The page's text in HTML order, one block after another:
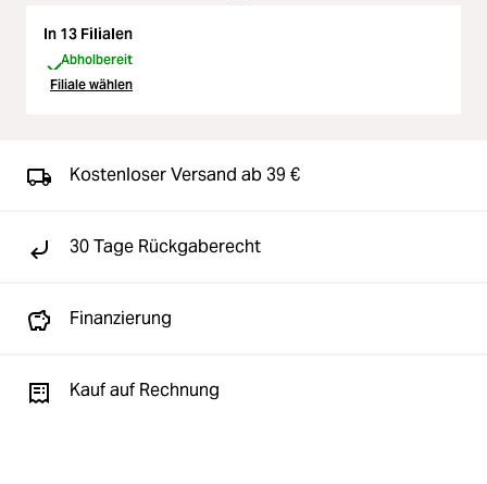
In 13 Filialen
Abholbereit
Filiale wählen
Kostenloser Versand ab 39 €
30 Tage Rückgaberecht
Finanzierung
Kauf auf Rechnung